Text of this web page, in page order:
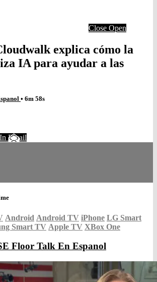
Close Open
explica cómo la
IA para ayudar a las
• 6m 58s
Email
Android Android TV iPhone LG Smart
Smart TV Apple TV XBox One
Floor Talk En Espanol